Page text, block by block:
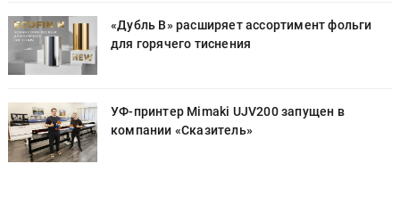
«Дубль В» расширяет ассортимент фольги
для горячего тиснения
УФ-принтер Mimaki UJV200 запущен в
компании «Сказитель»